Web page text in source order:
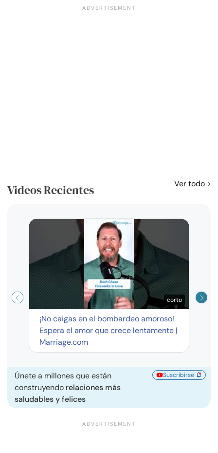
Videos Recientes Ver todo
corto
¡No caigas en el bombardeo amoroso!
Espera el amor que crece lentamente |
Marriage.com
Únete a millones que están
construyendo relaciones más
saludables y felices
Suscribirse